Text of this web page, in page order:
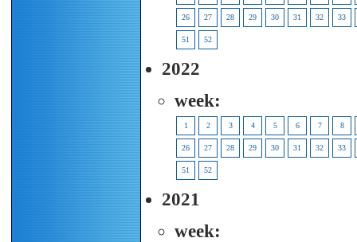
26 27 28 29 30 31 32 33
51 52
2022
week:
1 2 3 4 5 6 7 8
26 27 28 29 30 31 32 33
51 52
2021
week: